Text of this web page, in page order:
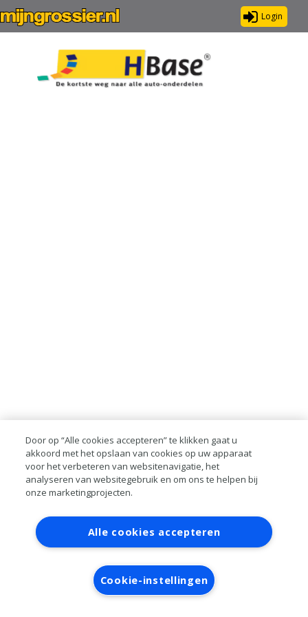
Login
Contact Account aanvragen
Inloggen
RAI bestanden
Privacy
Algemene
voorwaarden
Verwerkersovereenkomst
Door op “Alle cookies accepteren” te klikken gaat u
akkoord met het opslaan van cookies op uw apparaat
voor het verbeteren van websitenavigatie, het
analyseren van websitegebruik en om ons te helpen bij
onze marketingprojecten.
Alle cookies accepteren
Cookie-instellingen